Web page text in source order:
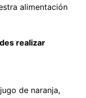
alimentación
realizar
de naranja,